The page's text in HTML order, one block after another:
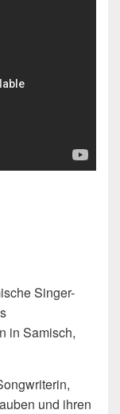
Singer-
in Samisch,
und ihren